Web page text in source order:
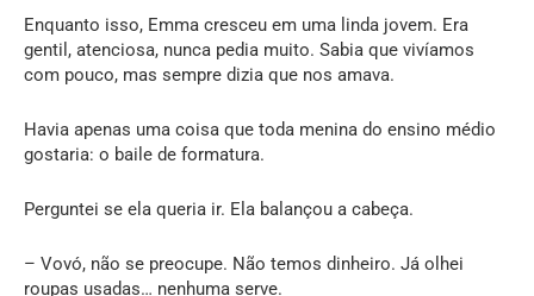
Enquanto isso, Emma cresceu em uma linda jovem. Era
gentil, atenciosa, nunca pedia muito. Sabia que vivíamos
com pouco, mas sempre dizia que nos amava.
Havia apenas uma coisa que toda menina do ensino médio
gostaria: o baile de formatura.
Perguntei se ela queria ir. Ela balançou a cabeça.
– Vovó, não se preocupe. Não temos dinheiro. Já olhei
roupas usadas… nenhuma serve.